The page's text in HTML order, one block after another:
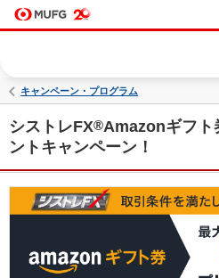
キャンペーン・プログラム
シストレFX®Amazonギフト
ントキャンペーン！